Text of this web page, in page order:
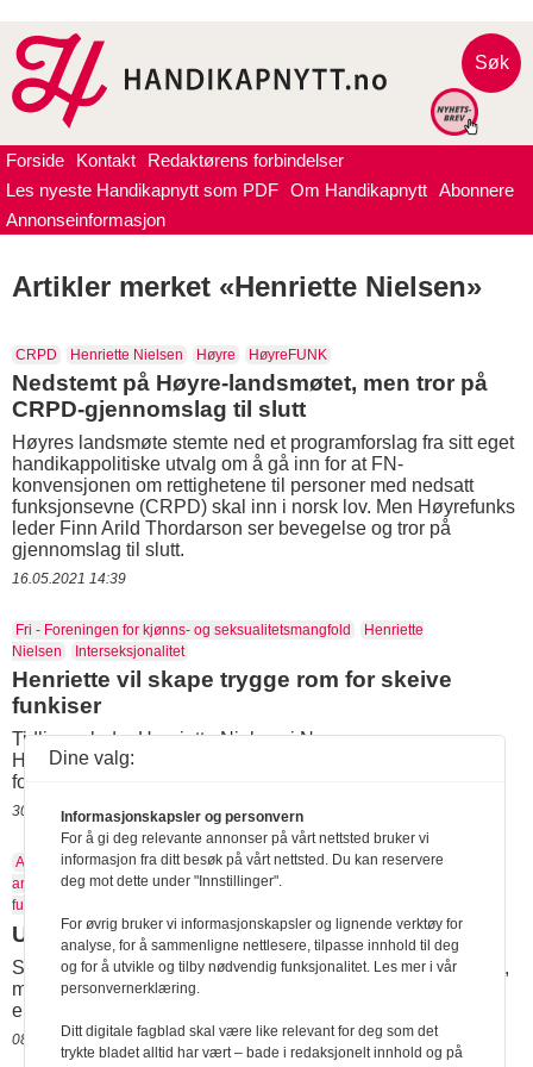
Søk
Forside Kontakt
Redaktørens forbindelser
Les nyeste Handikapnytt som PDF Om Handikapnytt Abonnere
Annonseinformasjon
Artikler merket «Henriette Nielsen»
CRPD Henriette Nielsen Høyre HøyreFUNK
Nedstemt på Høyre-landsmøtet, men tror på
CRPD-gjennomslag til slutt
Høyres landsmøte stemte ned et programforslag fra sitt eget
handikappolitiske utvalg om å gå inn for at FN-
konvensjonen om rettighetene til personer med nedsatt
funksjonsevne (CRPD) skal inn i norsk lov. Men Høyrefunks
leder Finn Arild Thordarson ser bevegelse og tror på
gjennomslag til slutt.
16.05.2021 14:39
Fri - Foreningen for kjønns- og seksualitetsmangfold
Henriette
Nielsen
Interseksjonalitet
Henriette vil skape trygge rom for skeive
funkiser
Tidligere leder Henriette Nielsen i Norges
Handikapforbunds Ungdom er valgt inn i sentralstyret i Fri,
foreningen for kjønns- og seksualitetsmangfold.
30.11.2020 16:17
AUF Henriette Nielsen Høyere utdanning
Inkluderende
arbeidsliv
Litteraturhuset Nav NHFU
funksjonshemmede
Utdanning! Utdanning! Utdanning!
Skal vi lykkes med å få flere funksjonshemmede ut i arbeid,
må vi starte med skolen – fra barnehage til universitet,
erklærte ungdomsledere og -politikere.
08.05.2017 14:31
Dine valg:
Informasjonskapsler og personvern
For å gi deg relevante annonser på vårt nettsted bruker vi
informasjon fra ditt besøk på vårt nettsted. Du kan reservere
deg mot dette under "Innstillinger".
For øvrig bruker vi informasjonskapsler og lignende verktøy for
analyse, for å sammenligne nettlesere, tilpasse innhold til deg
og for å utvikle og tilby nødvendig funksjonalitet. Les mer i vår
personvernerklæring.
Ditt digitale fagblad skal være like relevant for deg som det
trykte bladet alltid har vært – bade i redaksjonelt innhold og på